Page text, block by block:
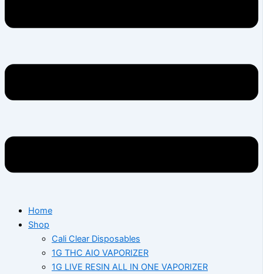
Home
Shop
Cali Clear Disposables
1G THC AIO VAPORIZER
1G LIVE RESIN ALL IN ONE VAPORIZER